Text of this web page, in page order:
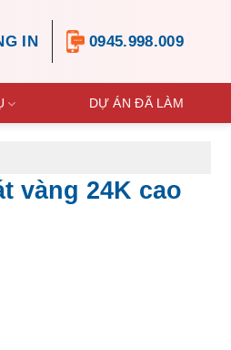
IN 0945.998.009
DỰ ÁN ĐÃ LÀM
vàng 24K cao